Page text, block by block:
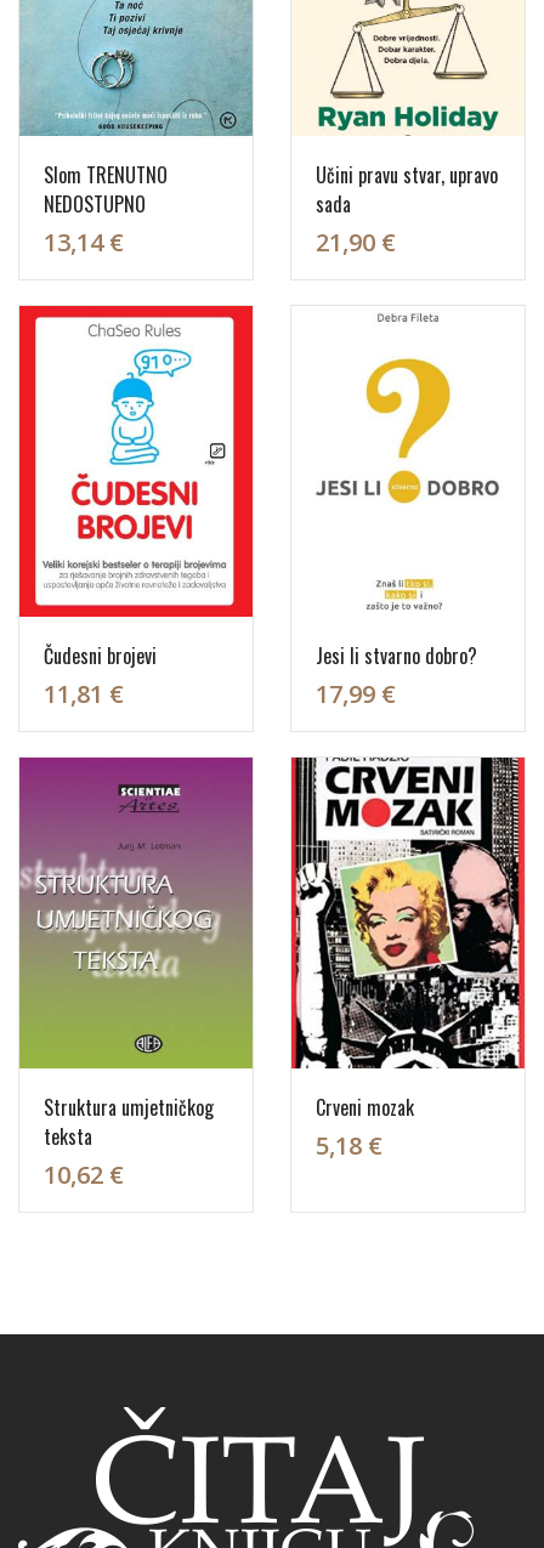
Slom TRENUTNO
NEDOSTUPNO
13,14 €
Učini pravu stvar, upravo
sada
21,90 €
Čudesni brojevi
11,81 €
Jesi li stvarno dobro?
17,99 €
Struktura umjetničkog
teksta
10,62 €
Crveni mozak
5,18 €